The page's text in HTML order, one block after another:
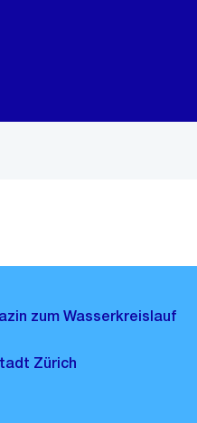
zum Wasserkreislauf
Zürich